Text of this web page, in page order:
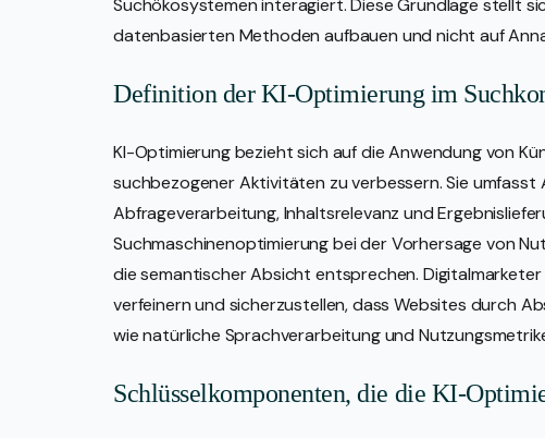
datenbasierten Methoden aufbauen und nicht auf
Definition der KI-Optimierung im
KI-Optimierung bezieht sich auf die Anwendung von
suchbezogener Aktivitäten zu verbessern. Sie umfasst
Abfrageverarbeitung, Inhaltsrelevanz und
Suchmaschinenoptimierung bei der Vorhersage von
die semantischer Absicht entsprechen.
verfeinern und sicherzustellen, dass Websites durch
wie natürliche Sprachverarbeitung und
Schlüsselkomponenten, die die KI-